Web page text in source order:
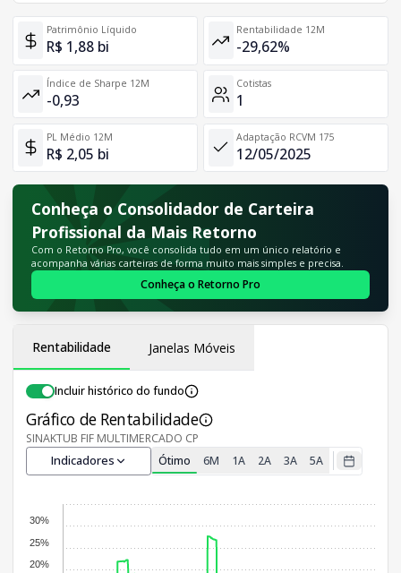
Patrimônio Líquido
R$ 1,88 bi
Rentabilidade 12M
-29,62%
Índice de Sharpe 12M
-0,93
Cotistas
1
PL Médio 12M
R$ 2,05 bi
Adaptação RCVM 175
12/05/2025
Conheça o Consolidador de Carteira
Profissional da Mais Retorno
Com o Retorno Pro, você consolida tudo em um único relatório e
acompanha várias carteiras de forma muito mais simples e precisa.
Conheça o Retorno Pro
Rentabilidade Janelas Móveis
Incluir histórico do fundo
Gráfico de Rentabilidade
SINAKTUB FIF MULTIMERCADO CP
Indicadores Ótimo 6M 1A 2A 3A 5A
20%
25%
30%